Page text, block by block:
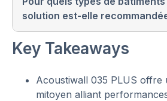
solution est-elle
Key Takeaways
Acoustiwall 035 PLUS offre
mitoyen alliant